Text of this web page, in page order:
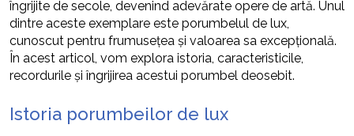
îngrijite de secole, devenind adevărate opere de artă. Unul
dintre aceste exemplare este porumbelul de lux,
cunoscut pentru frumusețea și valoarea sa excepțională.
În acest articol, vom explora istoria, caracteristicile,
recordurile și îngrijirea acestui porumbel deosebit.
Istoria porumbeilor de lux